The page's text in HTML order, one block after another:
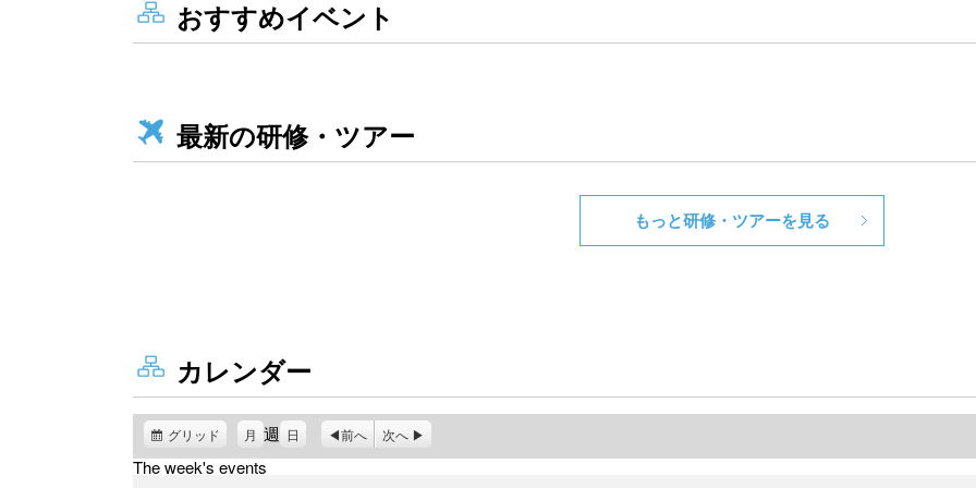
おすすめイベント
最新の研修・ツアー
もっと研修・ツアーを見る
カレンダー
グリッド 月 週 日 前へ 次へ
The week's events